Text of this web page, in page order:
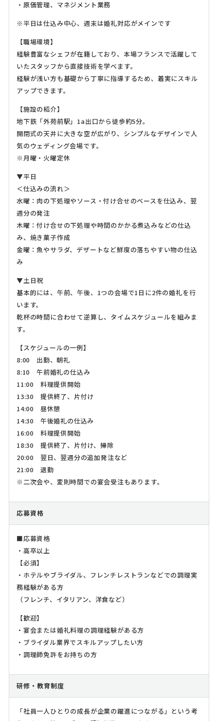
・原価管理、マネジメント業務
※平日は仕込み中心、週末は婚礼対応がメインです
【職場環境】
経験豊富なシェフが在籍しており、本場フランスで活躍して
いたスタッフから直接技術を学べます。
経験が浅い方も基礎から丁寧に指導するため、着実にスキル
アップできます。
【施設の紹介】
地下鉄「外苑前駅」1a出口から徒歩約5分。
開閉式の天井に大きな空が広がり、シンプルなデザインで人
気のウェディング会場です。
※月曜・火曜定休
▼平日
＜仕込みの流れ＞
水曜：肉の下処理やソース・付け合せのベースを仕込み、翌
週分の発注
木曜：付け合せの下処理や時間のかかる煮込みなどの仕込
み、焼き菓子作成
金曜：魚やサラダ、デザートなど鮮度の落ちやすい物の仕込
み
▼土日祝
基本的には、午前、午後、1つの会場で1日に2件の婚礼を行
います。
乾杯の時間に合わせて逆算し、タイムスケジュールを組みま
す。
【スケジュールの一例】
8:00 出勤、朝礼
8:10 午前婚礼の仕込み
11:00 料理提供開始
13:30 提供終了、片付け
14:00 昼休憩
14:30 午後婚礼の仕込み
16:00 料理提供開始
18:30 提供終了、片付け、掃除
20:00 翌日、翌週分の追加発注など
21:00 退勤
※二次会や、変則時間での宴会受注もあります。
応募資格
■応募資格
・高卒以上
【必須】
・ホテルやブライダル、フレンチレストランなどでの調理実
務経験がある方
（フレンチ、イタリアン、洋食など）
【歓迎】
・宴会または婚礼料理の調理経験がある方
・ブライダル業界でスキルアップしたい方
・調理師免許をお持ちの方
研修・教育制度
「社員一人ひとりの成長が企業の躍進につながる」という考